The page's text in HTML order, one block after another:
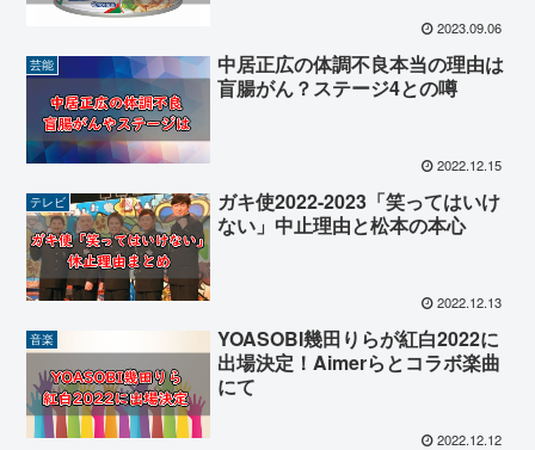
2023.09.06
芸能
中居正広の体調不良本当の理由は
盲腸がん？ステージ4との噂
2022.12.15
テレビ
ガキ使2022-2023「笑ってはいけ
ない」中止理由と松本の本心
2022.12.13
音楽
YOASOBI幾田りらが紅白2022に
出場決定！Aimerらとコラボ楽曲
にて
2022.12.12